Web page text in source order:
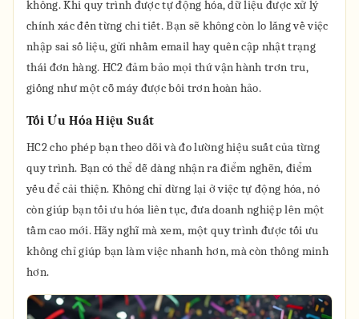
không. Khi quy trình được tự động hóa, dữ liệu được xử lý
chính xác đến từng chi tiết. Bạn sẽ không còn lo lắng về việc
nhập sai số liệu, gửi nhầm email hay quên cập nhật trạng
thái đơn hàng. HC2 đảm bảo mọi thứ vận hành trơn tru,
giống như một cỗ máy được bôi trơn hoàn hảo.
Tối Ưu Hóa Hiệu Suất
HC2 cho phép bạn theo dõi và đo lường hiệu suất của từng
quy trình. Bạn có thể dễ dàng nhận ra điểm nghẽn, điểm
yếu để cải thiện. Không chỉ dừng lại ở việc tự động hóa, nó
còn giúp bạn tối ưu hóa liên tục, đưa doanh nghiệp lên một
tầm cao mới. Hãy nghĩ mà xem, một quy trình được tối ưu
không chỉ giúp bạn làm việc nhanh hơn, mà còn thông minh
hơn.